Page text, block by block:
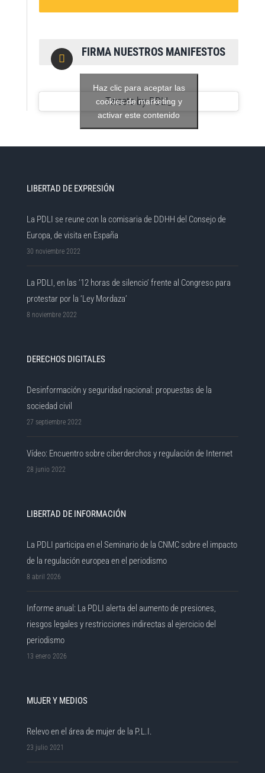
FIRMA NUESTROS MANIFESTOS
Tweets by PDLI_
Haz clic para aceptar las
cookies de marketing y
activar este contenido
LIBERTAD DE EXPRESIÓN
La PDLI se reune con la comisaria de DDHH del Consejo de
Europa, de visita en España
30 noviembre 2022
La PDLI, en las ’12 horas de silencio’ frente al Congreso para
protestar por la ‘Ley Mordaza’
8 noviembre 2022
DERECHOS DIGITALES
Desinformación y seguridad nacional: propuestas de la
sociedad civil
27 septiembre 2022
Vídeo: Encuentro sobre ciberderchos y regulación de Internet
28 junio 2022
LIBERTAD DE INFORMACIÓN
La PDLI participa en el Seminario de la CNMC sobre el impacto
de la regulación europea en el periodismo
8 abril 2026
Informe anual: La PDLI alerta del aumento de presiones,
riesgos legales y restricciones indirectas al ejercicio del
periodismo
13 enero 2026
MUJER Y MEDIOS
Relevo en el área de mujer de la P.L.I.
23 julio 2021